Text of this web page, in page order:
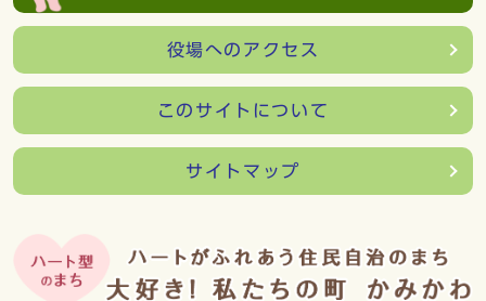
役場へのアクセス
このサイトについて
サイトマップ